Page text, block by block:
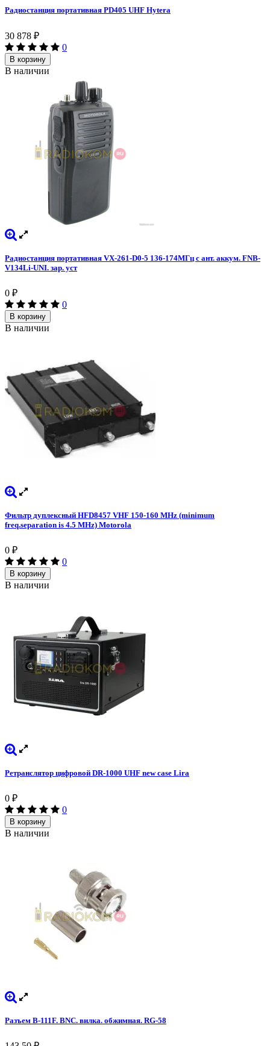
Радиостанция портативная PD405 UHF Hytera
30 878 ₽
0
В корзину
В наличии
Радиостанция портативная VX-261-D0-5 136-174МГц с ант. аккум. FNB-
V134Li-UNI. зар. уст
0 ₽
0
В корзину
В наличии
Фильтр дуплексный HFD8457 VHF 150-160 MHz (minimum
freq.separation is 4.5 MHz) Motorola
0 ₽
0
В корзину
В наличии
Ретранслятор цифровой DR-1000 UHF new case Lira
0 ₽
0
В корзину
В наличии
Разъем B-111F. BNC. вилка. обжимная. RG-58